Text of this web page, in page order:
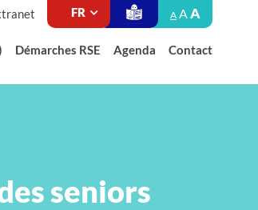
A AA
Démarches RSE Agenda Contact
seniors